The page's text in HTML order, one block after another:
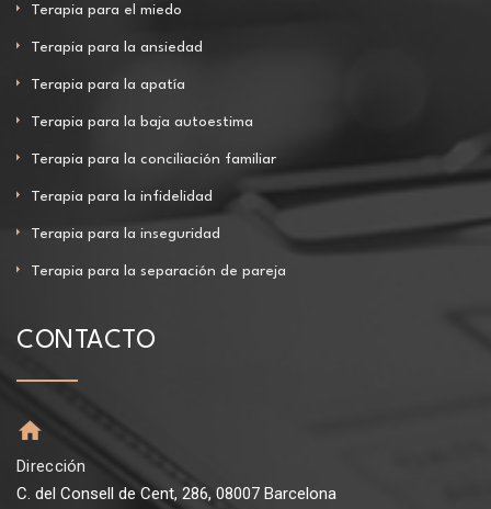
Terapia para el miedo
Terapia para la ansiedad
Terapia para la apatía
Terapia para la baja autoestima
Terapia para la conciliación familiar
Terapia para la infidelidad
Terapia para la inseguridad
Terapia para la separación de pareja
CONTACTO
Dirección
C. del Consell de Cent, 286, 08007 Barcelona